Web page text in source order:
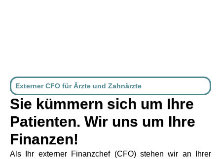
Externer CFO für Ärzte und Zahnärzte
Sie kümmern sich um Ihre
Patienten. Wir uns um Ihre
Finanzen!
Als Ihr externer Finanzchef (CFO) stehen wir an Ihrer